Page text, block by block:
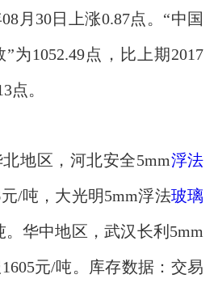
月30日上涨0.87点。“中国
为1052.49点，比上期2017
点。
区，河北安全5mm浮法
/吨，大光明5mm浮法玻璃
。华中地区，武汉长利5mm
元/吨。库存数据：交易